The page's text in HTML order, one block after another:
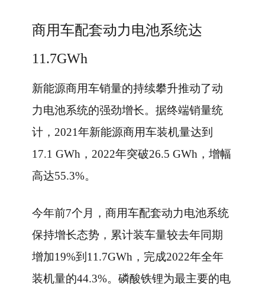
商用车配套动力电池系统达
11.7GWh
新能源商用车销量的持续攀升推动了动
力电池系统的强劲增长。据终端销量统
计，2021年新能源商用车装机量达到
17.1 GWh，2022年突破26.5 GWh，增幅
高达55.3%。
今年前7个月，商用车配套动力电池系统
保持增长态势，累计装车量较去年同期
增加19%到11.7GWh，完成2022年全年
装机量的44.3%。磷酸铁锂为最主要的电